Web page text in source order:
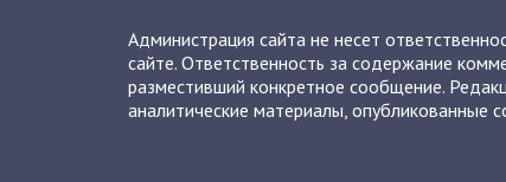
Администрация сайта не несет
сайте. Ответственность за содержание
разместивший конкретное сообщение.
аналитические материалы, опубликованные